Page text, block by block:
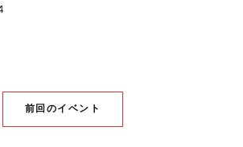
前回のイベント